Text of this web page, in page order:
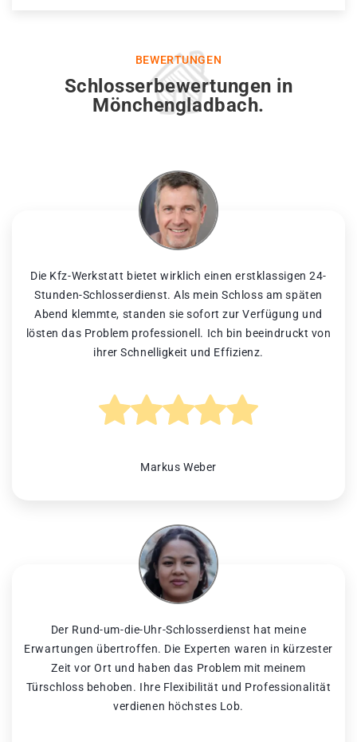
BEWERTUNGEN
Schlosserbewertungen in
Mönchengladbach.
Die Kfz-Werkstatt bietet wirklich einen erstklassigen 24-
Stunden-Schlosserdienst. Als mein Schloss am späten
Abend klemmte, standen sie sofort zur Verfügung und
lösten das Problem professionell. Ich bin beeindruckt von
ihrer Schnelligkeit und Effizienz.
Markus Weber
Der Rund-um-die-Uhr-Schlosserdienst hat meine
Erwartungen übertroffen. Die Experten waren in kürzester
Zeit vor Ort und haben das Problem mit meinem
Türschloss behoben. Ihre Flexibilität und Professionalität
verdienen höchstes Lob.